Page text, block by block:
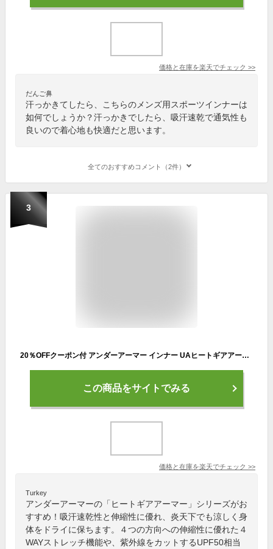
価格と在庫を楽天でチェック >>
だんご鼻
汗っかきてしたら、こちらのメンズ用スポーツインナーは
如何でしょうか？汗っかきでしたら、吸汗速乾で通気性も
良いので着心地も快適だと思います。
全てのおすすめコメント（2件）
3
20％OFFクーポン付 アンダーアーマー インナー UAヒートギアアーマー ショートスリーブ 1358547 メンズ 2021SS 交換・返品不可
この商品をサイトでみる
価格と在庫を楽天でチェック >>
Turkey
アンダーアーマーの「ヒートギアアーマー」シリーズがお
すすめ！吸汗速乾性と伸縮性に優れ、炎天下でも涼しく身
体をドライに保ちます。４つの方向への伸縮性に優れた４
WAYストレッチ機能や、紫外線をカットするUPF50相当